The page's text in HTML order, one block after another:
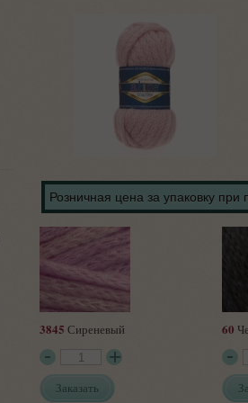
Розничная цена за упаковку при
3845 Сиреневый
Заказать
60